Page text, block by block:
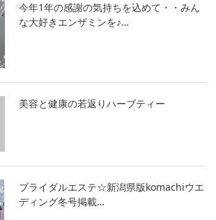
今年1年の感謝の気持ちを込めて・・みん
な大好きエンザミンを♪…
美容と健康の若返りハーブティー
ブライダルエステ☆新潟県版komachiウエ
ディング冬号掲載…